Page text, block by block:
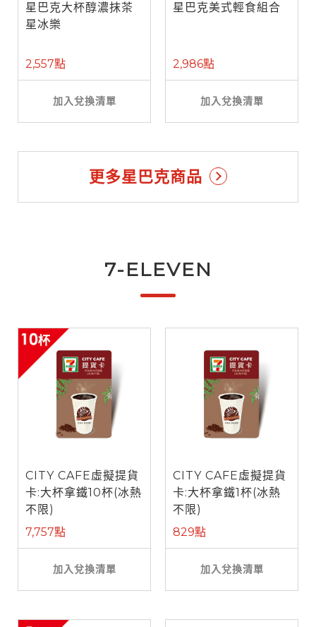
星巴克大杯醇濃抹茶
星冰樂
2,557點
加入兌換清單
星巴克美式輕食組合
2,986點
加入兌換清單
更多星巴克商品
7-ELEVEN
CITY CAFE虛擬提貨
卡:大杯拿鐵10杯(冰熱
不限)
7,757點
加入兌換清單
CITY CAFE虛擬提貨
卡:大杯拿鐵1杯(冰熱
不限)
829點
加入兌換清單